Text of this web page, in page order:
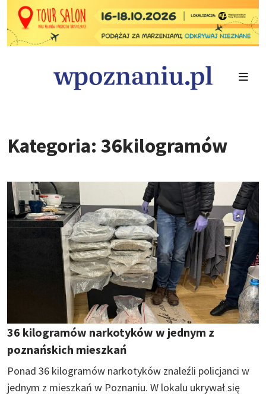
Kategoria: 36kilogramów
36 kilogramów narkotyków w jednym z
poznańskich mieszkań
Ponad 36 kilogramów narkotyków znaleźli policjanci w
jednym z mieszkań w Poznaniu. W lokalu ukrywał się